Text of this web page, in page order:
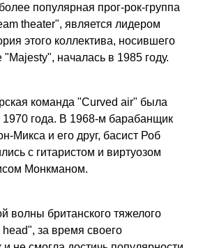
популярная прог-рок-группа
theater", является лидером
этого коллектива, носившего
началась в 1985 году.
команда "Curved air" была
1970 года. В 1968-м барабанщик
Микса и его друг, басист Роб
с гитаристом и виртуозом
Монкманом.
волны британского тяжелого
за время своего